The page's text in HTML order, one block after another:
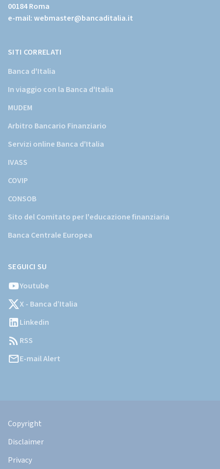
istituzionale
della
00184 Roma
e-mail:webmaster@bancaditalia.it
SITI CORRELATI
Banca d'Italia
In viaggio con la Banca d'Italia
MUDEM
Arbitro Bancario Finanziario
Servizi online Banca d'Italia
IVASS
COVIP
CONSOB
Sito del Comitato per l'educazione finanziaria
Banca Centrale Europea
SEGUICI SU
Youtube
X - Banca d’Italia
Linkedin
RSS
E-mail Alert
Legali
Copyright
Disclaimer
Privacy